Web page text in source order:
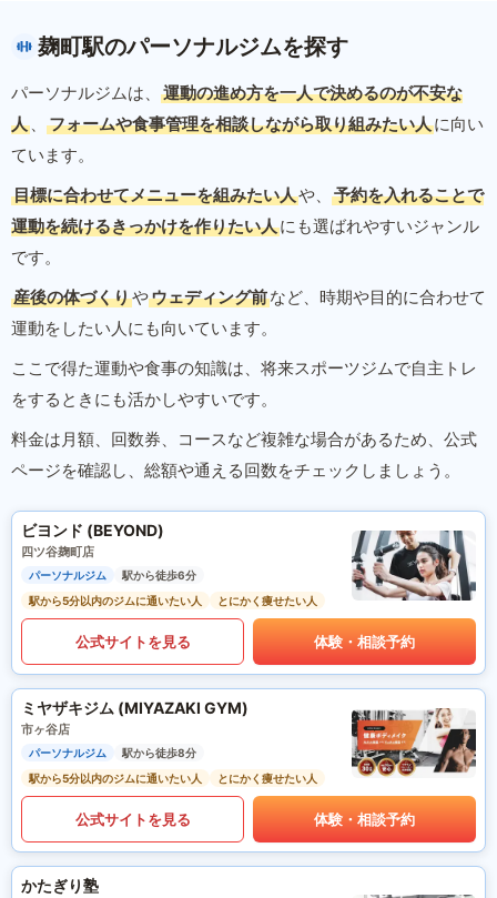
麹町駅のパーソナルジムを探す
パーソナルジムは、
運動の進め方を一人で決めるのが不安な
人 、 フォームや食事管理を相談しながら取り組みたい人に向い
ています。
目標に合わせてメニューを組みたい人や、
予約を入れることで
運動を続けるきっかけを作りたい人にも選ばれやすいジャンル
です。
産後の体づくりやウェディング前など、時期や目的に合わせて
運動をしたい人にも向いています。
ここで得た運動や食事の知識は、将来スポーツジムで自主トレ
をするときにも活かしやすいです。
料金は月額、回数券、コースなど複雑な場合があるため、公式
ページを確認し、総額や通える回数をチェックしましょう。
ビヨンド (BEYOND)
四ツ谷麹町店
パーソナルジム
駅から徒歩6分
駅から5分以内のジムに通いたい人
とにかく痩せたい人
公式サイトを見る 体験・相談予約
ミヤザキジム (MIYAZAKI GYM)
市ヶ谷店
パーソナルジム
駅から徒歩8分
駅から5分以内のジムに通いたい人
とにかく痩せたい人
公式サイトを見る 体験・相談予約
かたぎり塾